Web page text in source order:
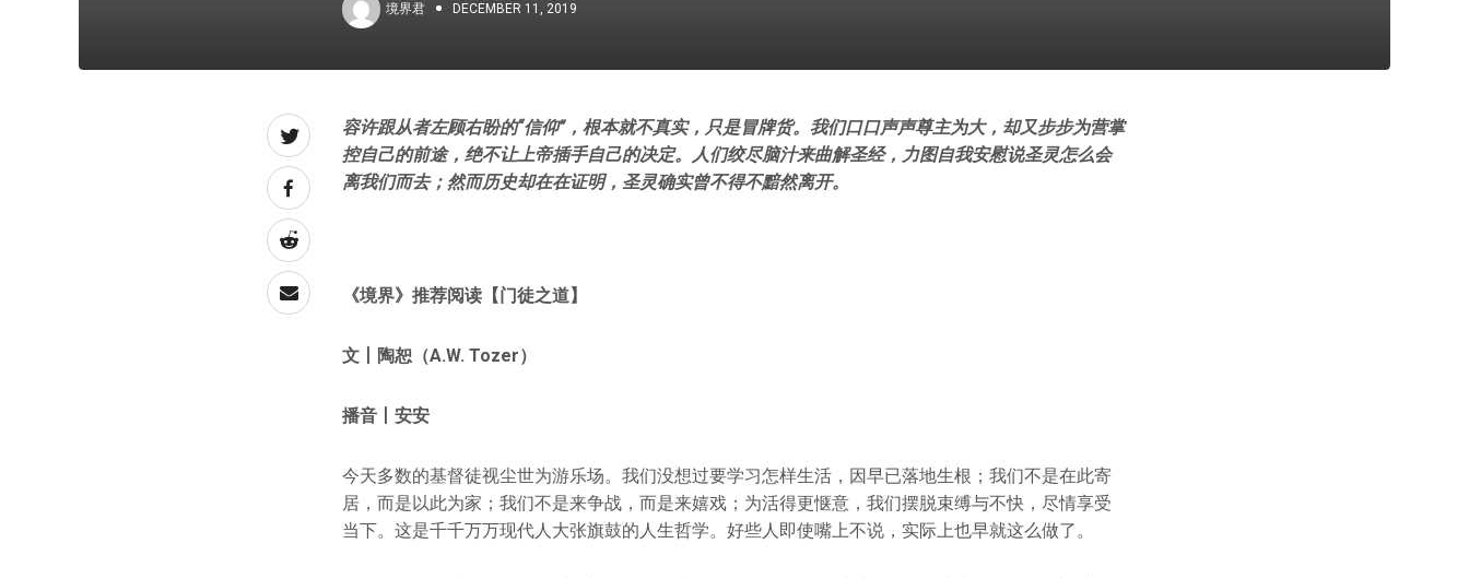
境界君 DECEMBER 11, 2019
容许跟从者左顾右盼的“信仰”，根本就不真实，只是冒牌货。我们口口声声尊主为大，却又步步为营掌
控自己的前途，绝不让上帝插手自己的决定。人们绞尽脑汁来曲解圣经，力图自我安慰说圣灵怎么会
离我们而去；然而历史却在在证明，圣灵确实曾不得不黯然离开。
《境界》推荐阅读 【门徒之道】
文丨 陶恕（A.W. Tozer）
播音丨安安
今天多数的基督徒视尘世为游乐场。我们没想过要学习怎样生活，因早已落地生根；我们不是在此寄
居，而是以此为家；我们不是来争战，而是来嬉戏；为活得更惬意，我们摆脱束缚与不快，尽情享受
当下。这是千千万万现代人大张旗鼓的人生哲学。好些人即使嘴上不说，实际上也早就这么做了。